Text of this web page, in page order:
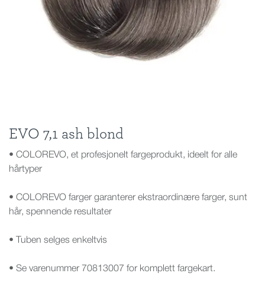
EVO 7,1 ash blond
• COLOREVO, et profesjonelt fargeprodukt, ideelt for alle
hårtyper
• COLOREVO farger garanterer ekstraordinære farger, sunt
hår, spennende resultater
• Tuben selges enkeltvis
• Se varenummer 70813007 for komplett fargekart.